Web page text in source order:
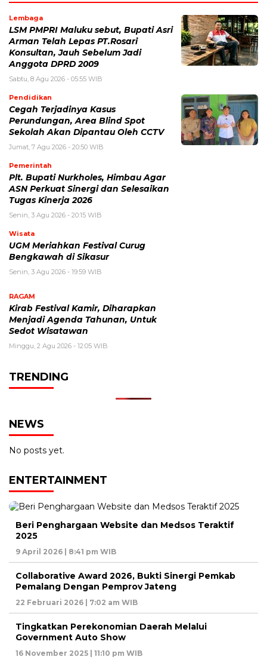
Lembaga
LSM PMPRI Maluku sebut, Bupati Asri
Arman Telah Lepas PT.Rosari
Konsultan, Jauh Sebelum Jadi
Anggota DPRD 2009
Sabtu, 8 Agu 2026 - 05:55 WIB
Pendidikan
Cegah Terjadinya Kasus
Perundungan, Area Blind Spot
Sekolah Akan Dipantau Oleh CCTV
Jumat, 7 Agu 2026 - 20:50 WIB
Pemerintah
Plt. Bupati Nurkholes, Himbau Agar
ASN Perkuat Sinergi dan Selesaikan
Tugas Kinerja 2026
Senin, 3 Agu 2026 - 20:15 WIB
Wisata
UGM Meriahkan Festival Curug
Bengkawah di Sikasur
Senin, 3 Agu 2026 - 19:59 WIB
RAGAM
Kirab Festival Kamir, Diharapkan
Menjadi Agenda Tahunan, Untuk
Sedot Wisatawan
Minggu, 2 Agu 2026 - 12:05 WIB
TRENDING
NEWS
No posts yet.
ENTERTAINMENT
Beri Penghargaan Website dan Medsos Teraktif
2025
9 April 2026 | 8:41 pm WIB
Collaborative Award 2026, Bukti Sinergi Pemkab
Pemalang Dengan Pemprov Jateng
22 Februari 2026 | 7:02 am WIB
Tingkatkan Perekonomian Daerah Melalui
Government Auto Show
16 November 2025 | 11:10 pm WIB